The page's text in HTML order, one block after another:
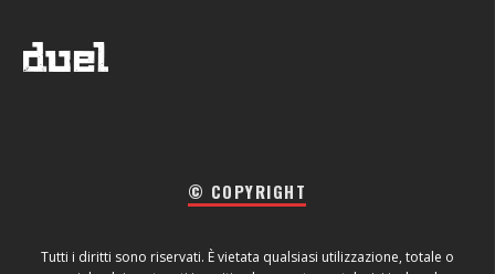
© COPYRIGHT
Tutti i diritti sono riservati. È vietata qualsiasi utilizzazione, totale o